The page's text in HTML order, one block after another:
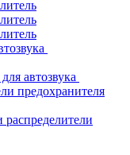
автозвука
предохранителя